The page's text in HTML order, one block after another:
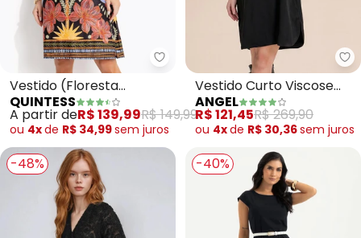
Quintess - Vestido (Floresta
Vestido (Floresta
Colorida) em Malha Fria
QUINTESS
A partir deR$ 139,99R$ 149,99
ou 4xde R$ 34,99sem juros
Vestido Curto Viscose
(Preto)
ANGEL
R$ 121,45R$ 269,90
ou 4xde R$ 30,36sem juros
-48% -40%